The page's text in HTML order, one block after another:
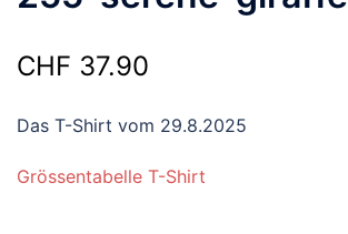
CHF 37.90
Das T-Shirt vom 29.8.2025
Grössentabelle T-Shirt